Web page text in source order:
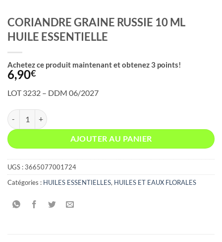
CORIANDRE GRAINE RUSSIE 10 ML
HUILE ESSENTIELLE
Achetez ce produit maintenant et obtenez3 points!
6,90€
LOT 3232 – DDM 06/2027
quantité de CORIANDRE GRAINE RUSSIE 10 ML HUILE ESSENTIELLE
AJOUTER AU PANIER
UGS :3665077001724
Catégories : HUILES ESSENTIELLES, HUILES ET EAUX FLORALES